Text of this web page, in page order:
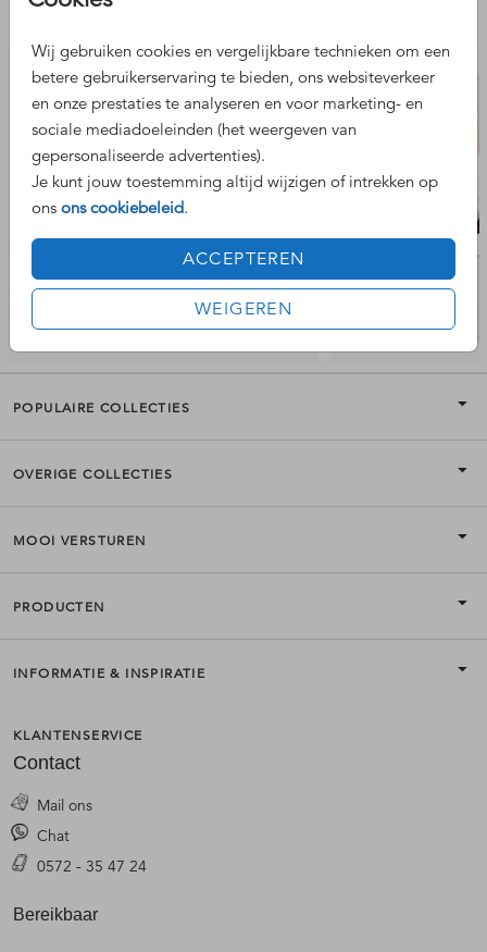
Wij gebruiken cookies en vergelijkbare technieken om een
betere gebruikerservaring te bieden, ons websiteverkeer
en onze prestaties te analyseren en voor marketing- en
sociale mediadoeleinden (het weergeven van
gepersonaliseerde advertenties).
Je kunt jouw toestemming altijd wijzigen of intrekken op
ons ons cookiebeleid.
ACCEPTEREN
WEIGEREN
POPULAIRE COLLECTIES
OVERIGE COLLECTIES
MOOI VERSTUREN
PRODUCTEN
INFORMATIE & INSPIRATIE
KLANTENSERVICE
Contact
Mail ons
Chat
0572 - 35 47 24
Bereikbaar